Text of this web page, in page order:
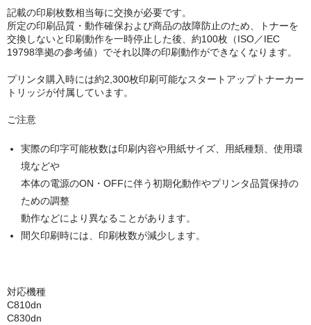
輪転機用インク・マスター
リソー RISO
デュプロ duplo
記載の印刷枚数相当毎に交換が必要です。
所定の印刷品質・動作確保および商品の故障防止のため、トナーを
交換しないと印刷動作を一時停止した後、約100枚（ISO／IEC
19798準拠の参考値）でそれ以降の印刷動作ができなくなります。
プリンタ購入時には約2,300枚印刷可能なスタートアップトナーカー
トリッジが付属しています。
ご注意
実際の印字可能枚数は印刷内容や用紙サイズ、用紙種類、使用環
境などや
本体の電源のON・OFFに伴う初期化動作やプリンタ品質保持の
ための調整
動作などにより異なることがあります。
間欠印刷時には、印刷枚数が減少します。
対応機種
C810dn
C830dn